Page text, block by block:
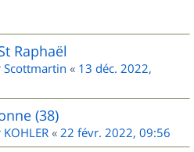
Raphaël
Scottmartin « 13 déc. 2022,
(38)
KOHLER « 22 févr. 2022, 09:56